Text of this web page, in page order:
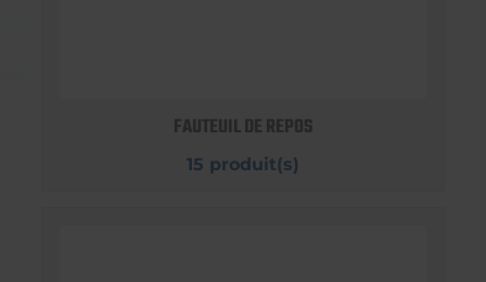
FAUTEUIL DE REPOS
15 produit(s)